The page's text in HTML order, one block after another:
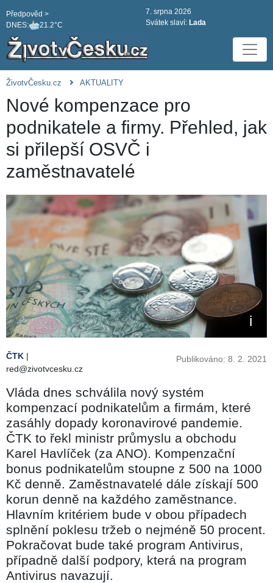
DNES: 21.2°C
Předpověd >
7. srpna 2026
Svátek slaví: Lada
ŽivotvČesku.cz AKTUALITY
Nové kompenzace pro
podnikatele a firmy. Přehled, jak
si přilepší OSVČ i
zaměstnavatelé
ČTK |
red@zivotvcesku.cz
Publikováno: 8. 2. 2021
Vláda dnes schválila nový systém
kompenzací podnikatelům a firmám, které
zasáhly dopady koronavirové pandemie.
ČTK to řekl ministr průmyslu a obchodu
Karel Havlíček (za ANO). Kompenzační
bonus podnikatelům stoupne z 500 na 1000
Kč denně. Zaměstnavatelé dále získají 500
korun denně na každého zaměstnance.
Hlavním kritériem bude v obou případech
splnění poklesu tržeb o nejméně 50 procent.
Pokračovat bude také program Antivirus,
případně další podpory, která na program
Antivirus navazují.